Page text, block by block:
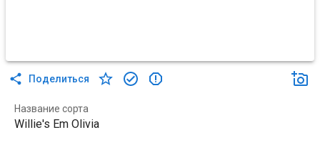
Поделиться
Название сорта
Willie's Em Olivia